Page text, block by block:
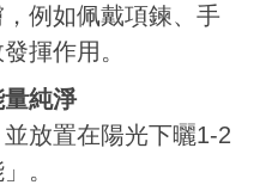
例如佩戴項鍊、手
揮作用。
純淨
放置在陽光下曬1-2
。